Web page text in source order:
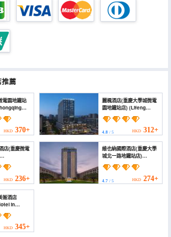
推薦
電園地鐵站
Atour
HKD 370+
麗楓酒店(重慶大學城微電
園地鐵站店) (Lifeng
Hotel (Chongqing
University Town
Microelectronics Park
Subway Station
Branch))
4.8/ 5 HKD 312+
店(重慶微電
Subway
HKD 236+
維也納國際酒店(重慶大學
城北一路地鐵站店)
(Vienna International
Hotel (Chongqing
Chenjiaqiao Branch))
4.7/ 5 HKD 274+
崙酒店
in
HKD 345+